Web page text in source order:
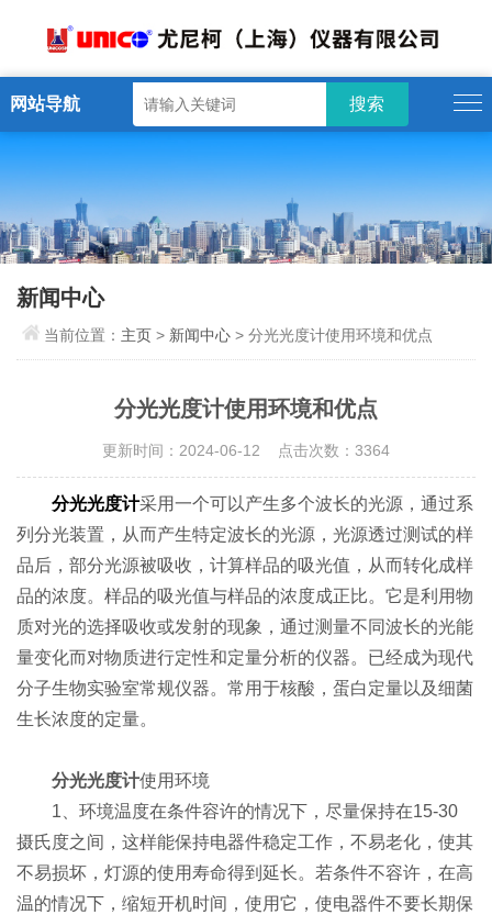
网站导航
新闻中心
当前位置： 主页 > 新闻中心 > 分光光度计使用环境和优点
分光光度计使用环境和优点
更新时间：2024-06-12 点击次数：3364
分光光度计采用一个可以产生多个波长的光源，通过系
列分光装置，从而产生特定波长的光源，光源透过测试的样
品后，部分光源被吸收，计算样品的吸光值，从而转化成样
品的浓度。样品的吸光值与样品的浓度成正比。它是利用物
质对光的选择吸收或发射的现象，通过测量不同波长的光能
量变化而对物质进行定性和定量分析的仪器。已经成为现代
分子生物实验室常规仪器。常用于核酸，蛋白定量以及细菌
生长浓度的定量。
分光光度计使用环境
1、环境温度在条件容许的情况下，尽量保持在15-30
摄氏度之间，这样能保持电器件稳定工作，不易老化，使其
不易损坏，灯源的使用寿命得到延长。若条件不容许，在高
温的情况下，缩短开机时间，使用它，使电器件不要长期保